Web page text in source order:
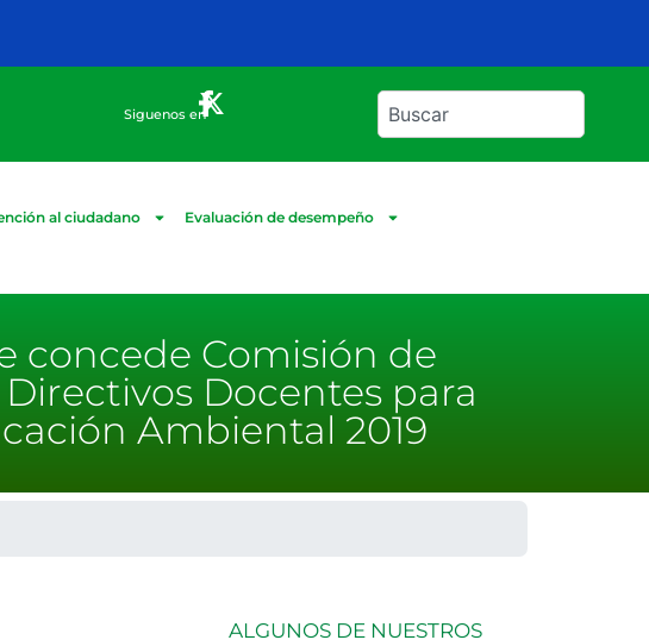
Siguenos en
al ciudadano Evaluación de desempeño
concede Comisión de
Docentes para
Ambiental 2019
ALGUNOS DE NUESTROS